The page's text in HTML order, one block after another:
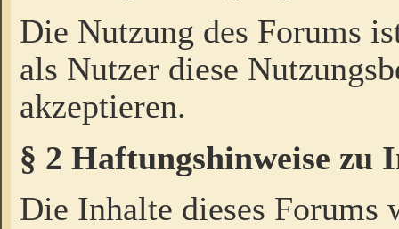
Die Nutzung des Forums
als Nutzer diese
akzeptieren.
§ 2 Haftungshinweise zu
Die Inhalte dieses Forums